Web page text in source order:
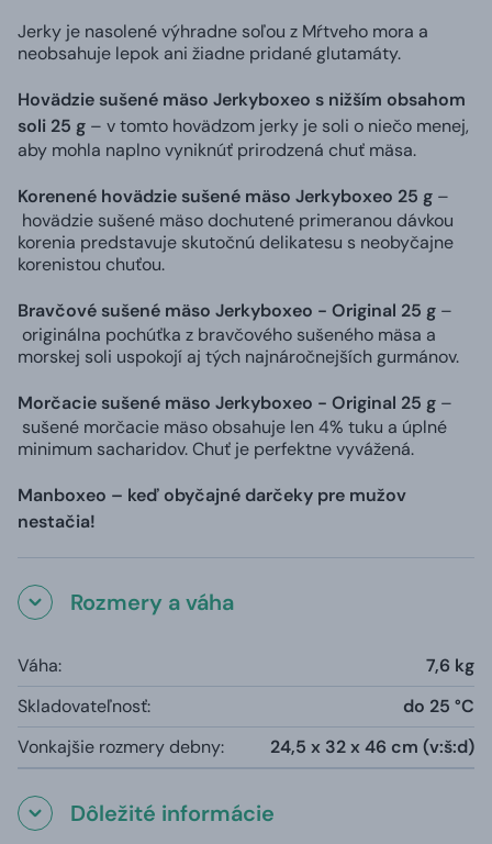
Jerky je nasolené výhradne soľou z Mŕtveho mora a
neobsahuje lepok ani žiadne pridané glutamáty.
Hovädzie sušené mäso Jerkyboxeo s nižším obsahom
soli 25 g – v tomto hovädzom jerky je soli o niečo menej,
aby mohla naplno vyniknúť prirodzená chuť mäsa.
Korenené hovädzie sušené mäso Jerkyboxeo 25 g –
hovädzie sušené mäso dochutené primeranou dávkou
korenia predstavuje skutočnú delikatesu s neobyčajne
korenistou chuťou.
Bravčové sušené mäso Jerkyboxeo - Original 25 g –
originálna pochúťka z bravčového sušeného mäsa a
morskej soli uspokojí aj tých najnáročnejších gurmánov.
Morčacie sušené mäso Jerkyboxeo - Original 25 g –
sušené morčacie mäso obsahuje len 4% tuku a úplné
minimum sacharidov. Chuť je perfektne vyvážená.
Manboxeo – keď obyčajné darčeky pre mužov
nestačia!
Rozmery a váha
Váha:
7,6 kg
Skladovateľnosť:
do 25 °C
Vonkajšie rozmery debny:
24,5 x 32 x 46 cm (v:š:d)
Dôležité informácie